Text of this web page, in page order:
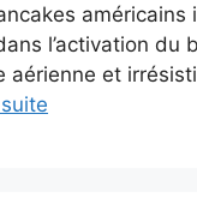
l’activation
aérienne et